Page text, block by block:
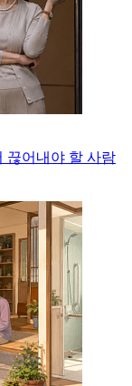
끊어내야 할 사람